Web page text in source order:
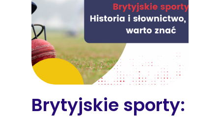
Brytyjskie sporty: